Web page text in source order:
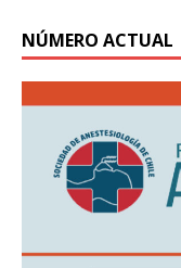
NÚMERO ACTUAL